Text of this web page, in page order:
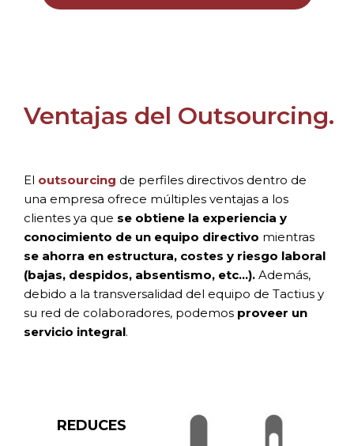
Ventajas del Outsourcing.
El outsourcing de perfiles directivos dentro de
una empresa ofrece múltiples ventajas a los
clientes ya que se obtiene la experiencia y
conocimiento de un equipo directivo mientras
se ahorra en estructura, costes y riesgo laboral
(bajas, despidos, absentismo, etc…). Además,
debido a la transversalidad del equipo de Tactius y
su red de colaboradores, podemos proveer un
servicio integral.
REDUCES